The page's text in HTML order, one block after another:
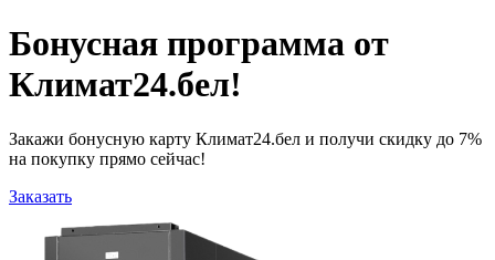
Бонусная программа от
Климат24.бел!
Закажи бонусную карту Климат24.бел и получи скидку до 7%
на покупку прямо сейчас!
Заказать